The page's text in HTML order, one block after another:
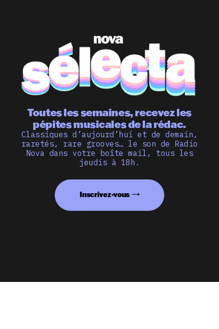
Toutes les semaines, recevez les
pépites musicales de la rédac.
Classiques d’aujourd’hui et de demain,
raretés, rare grooves… le son de Radio
Nova dans votre boîte mail, tous les
jeudis à 18h.
Inscrivez-vous